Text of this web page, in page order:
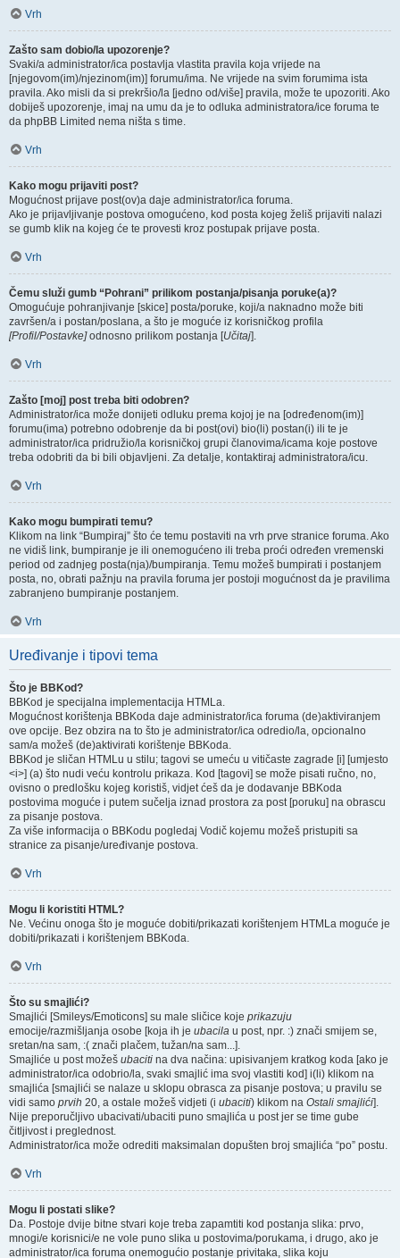
Vrh
Zašto sam dobio/la upozorenje?
Svaki/a administrator/ica postavlja vlastita pravila koja vrijede na
[njegovom(im)/njezinom(im)] forumu/ima. Ne vrijede na svim forumima ista
pravila. Ako misli da si prekršio/la [jedno od/više] pravila, može te upozoriti. Ako
dobiješ upozorenje, imaj na umu da je to odluka administratora/ice foruma te
da phpBB Limited nema ništa s time.
Vrh
Kako mogu prijaviti post?
Mogućnost prijave post(ov)a daje administrator/ica foruma.
Ako je prijavljivanje postova omogućeno, kod posta kojeg želiš prijaviti nalazi
se gumb klik na kojeg će te provesti kroz postupak prijave posta.
Vrh
Čemu služi gumb “Pohrani” prilikom postanja/pisanja poruke(a)?
Omogućuje pohranjivanje [skice] posta/poruke, koji/a naknadno može biti
završen/a i postan/poslana, a što je moguće iz korisničkog profila
[Profil/Postavke]odnosno prilikom postanja [Učitaj].
Vrh
Zašto [moj] post treba biti odobren?
Administrator/ica može donijeti odluku prema kojoj je na [određenom(im)]
forumu(ima) potrebno odobrenje da bi post(ovi) bio(li) postan(i) ili te je
administrator/ica pridružio/la korisničkoj grupi članovima/icama koje postove
treba odobriti da bi bili objavljeni. Za detalje, kontaktiraj administratora/icu.
Vrh
Kako mogu bumpirati temu?
Klikom na link “Bumpiraj” što će temu postaviti na vrh prve stranice foruma. Ako
ne vidiš link, bumpiranje je ili onemogućeno ili treba proći određen vremenski
period od zadnjeg posta(nja)/bumpiranja. Temu možeš bumpirati i postanjem
posta, no, obrati pažnju na pravila foruma jer postoji mogućnost da je pravilima
zabranjeno bumpiranje postanjem.
Vrh
Uređivanje i tipovi tema
Što je BBKod?
BBKod je specijalna implementacija HTMLa.
Mogućnost korištenja BBKoda daje administrator/ica foruma (de)aktiviranjem
ove opcije. Bez obzira na to što je administrator/ica odredio/la, opcionalno
sam/a možeš (de)aktivirati korištenje BBKoda.
BBKod je sličan HTMLu u stilu; tagovi se umeću u vitičaste zagrade [i] [umjesto
<i>] (a) što nudi veću kontrolu prikaza. Kod [tagovi] se može pisati ručno, no,
ovisno o predlošku kojeg koristiš, vidjet ćeš da je dodavanje BBKoda
postovima moguće i putem sučelja iznad prostora za post [poruku] na obrascu
za pisanje postova.
Za više informacija o BBKodu pogledaj Vodič kojemu možeš pristupiti sa
stranice za pisanje/uređivanje postova.
Vrh
Mogu li koristiti HTML?
Ne. Većinu onoga što je moguće dobiti/prikazati korištenjem HTMLa moguće je
dobiti/prikazati i korištenjem BBKoda.
Vrh
Što su smajlići?
Smajlići [Smileys/Emoticons] su male sličice koje prikazuju
emocije/razmišljanja osobe [koja ih je ubacila u post, npr. :) znači smijem se,
sretan/na sam, :( znači plačem, tužan/na sam...].
Smajliće u post možeš ubaciti na dva načina: upisivanjem kratkog koda [ako je
administrator/ica odobrio/la, svaki smajlić ima svoj vlastiti kod] i(li) klikom na
smajlića [smajlići se nalaze u sklopu obrasca za pisanje postova; u pravilu se
vidi samo prvih 20, a ostale možeš vidjeti (i ubaciti) klikom na Ostali smajlići].
Nije preporučljivo ubacivati/ubaciti puno smajlića u post jer se time gube
čitljivost i preglednost.
Administrator/ica može odrediti maksimalan dopušten broj smajlića “po” postu.
Vrh
Mogu li postati slike?
Da. Postoje dvije bitne stvari koje treba zapamtiti kod postanja slika: prvo,
mnogi/e korisnici/e ne vole puno slika u postovima/porukama, i drugo, ako je
administrator/ica foruma onemogućio postanje privitaka, slika koju